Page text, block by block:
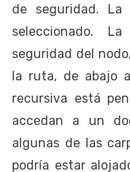
de seguridad. La
seleccionado.
seguridad del
la ruta, de abajo
recursiva está
accedan a un
algunas de las
podría estar